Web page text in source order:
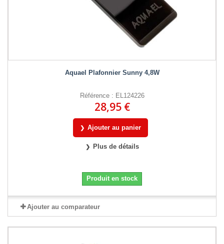
Aquael Plafonnier Sunny 4,8W
Référence : EL124226
28,95 €
Ajouter au panier
Plus de détails
Produit en stock
Ajouter au comparateur